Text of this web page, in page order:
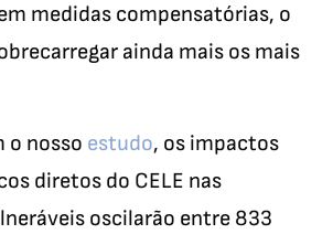
medidas compensatórias, o
ainda mais os mais
o nosso estudo, os impactos
diretos do CELE nas
oscilarão entre 833